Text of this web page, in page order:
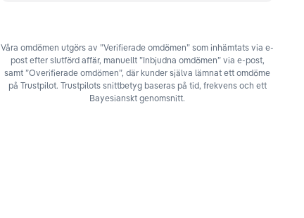
Våra omdömen utgörs av ”Verifierade omdömen” som inhämtats via e-
post efter slutförd affär, manuellt ”Inbjudna omdömen” via e-post,
samt ”Overifierade omdömen”, där kunder själva lämnat ett omdöme
på Trustpilot. Trustpilots snittbetyg baseras på tid, frekvens och ett
Bayesianskt genomsnitt.